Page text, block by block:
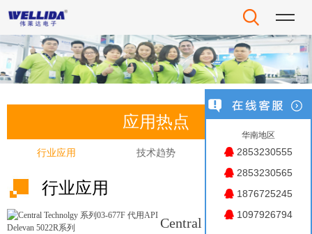
应用热点
行业应用 技术趋势 国产替代
行业应用
Central Technolgy 系
华南地区
2853230555
2853230565
1876725245
1097926794